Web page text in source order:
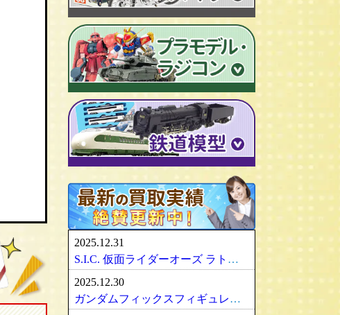
旧バンダイ/BANDAI
タカトクトイス/T.T
中嶋製作所
ヨネザワ/米澤玩具
超像可動
聖闘士聖衣神話
Figuarts/フィギュアーツ
ワールドコレクタブル
プレイモービル
超合金魂
ROBOT魂
RAH
マスターピース
M1号
S.H.モンスターアーツ
ULTRA-ACT
SDX
ディズニー
リビングデッドドールズ/LDD
ホットトイズ/HOT TOYS
サイドショウ/SIDE SHOW
パリセイズ/PALISADES
メズコ/MEZCO
プレイアーツ/PLAY ARTS
RAH
VCD
魔法少女リリカルなのは
艦隊これくしょん -艦これ-
けいおん！
すーぱーそに子
一騎当千
東方Project
涼宮ハルヒの憂鬱
化物語・偽物語
百花繚乱
アルター/ALTER
グッドスマイルカンパニー
壽屋/コトブキヤ
グリフォンエンタープライズ
フリーイング/FREEing
スーパードルフィー/ドルフィードリーム
アゾンドール/AZONE
モモコ/momoko
ハイブリッドアクティブ/HAF
えっくす☆きゅーと
ピュアニーモ
リカちゃん
バービー
シルバニアファミリー
マドレーヌちゃん
ベアブリック・BE＠RBRICK
メディコムトイ
トミカ/TOMICA
エブロ/EBBRO
ミニチャンプス
hpiレーシング
ノレブ/NOREV
ダイヤペット/Diapet
アオシマ / DISM
ブラーゴ/Bburago
ヘルパ/herpa
大盛屋 ミクロペット
イクソ/IXO
ﾋﾞｰﾋﾞｰｱｰﾙ/BBR
ガンダム/GUNDAM
アーマード・コア
スーパーロボット大戦
魔神英雄伝ワタル
車・バイク
戦車・軍用機・軍艦
旅客機/飛行機
カトー/KATO
トミックス/TOMIX
ﾏｲｸﾛｴｰｽ/MICRO ACE
ｸﾞﾘｰﾝﾏｯｸｽ/GREENMAX
ワールド工芸
2025.12.31
S.I.C. 仮面ライダーオーズ ラトラーターコンボ買取
2025.12.30
ガンダムフィックスフィギュレーション GFF おまとめ買取！